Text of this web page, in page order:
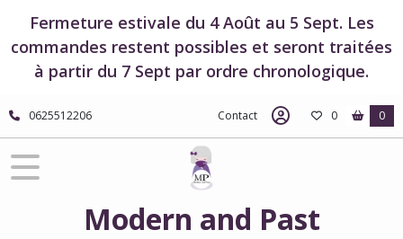
Fermeture estivale du 4 Août au 5 Sept. Les
commandes restent possibles et seront traitées
à partir du 7 Sept par ordre chronologique.
0625512206 Contact 0 0
Modern and Past